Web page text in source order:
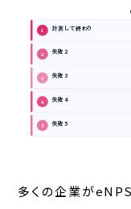
1 計測して終わり
2 失敗2
3 失敗3
4 失敗4
5 失敗5
多くの企業が